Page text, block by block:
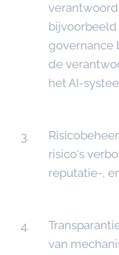
bijvoorbeeld
governance
de
het AI-
risico's
reputatie-,
van